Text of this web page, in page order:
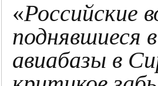
«Российские
поднявшиеся
авиабазы в